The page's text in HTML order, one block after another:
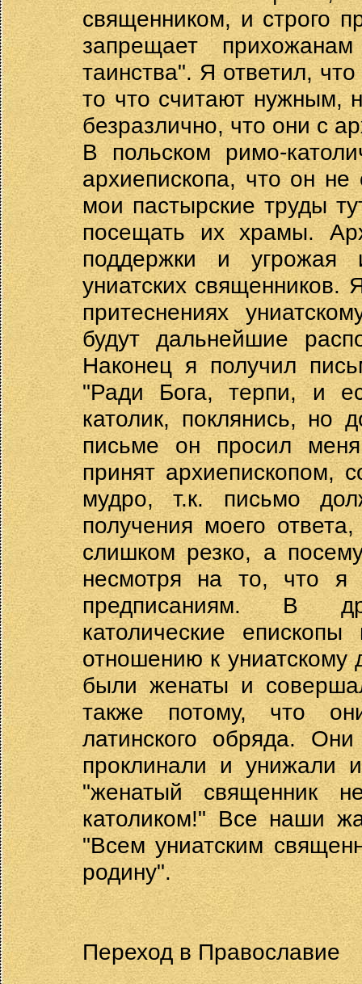
священником, и строго
запрещает
таинства". Я ответил,
то что считают нужным,
безразлично, что они с
В польском римо-
архиепископа, что он
мои пастырские труды
посещать их храмы.
поддержки и угрожая
униатских
притеснениях
будут дальнейшие
Наконец я получил
"Ради Бога, терпи, и
католик, поклянись, но
письме он просил
принят архиепископом,
мудро, т.к. письмо
получения моего
слишком резко, а
несмотря на то, что я
предписаниям. В
католические
отношению к униатскому
были женаты и
также потому, что
латинского обряда.
проклинали и унижали
"женатый священник
католиком!" Все наши
"Всем униатским
родину".
Переход в Православие